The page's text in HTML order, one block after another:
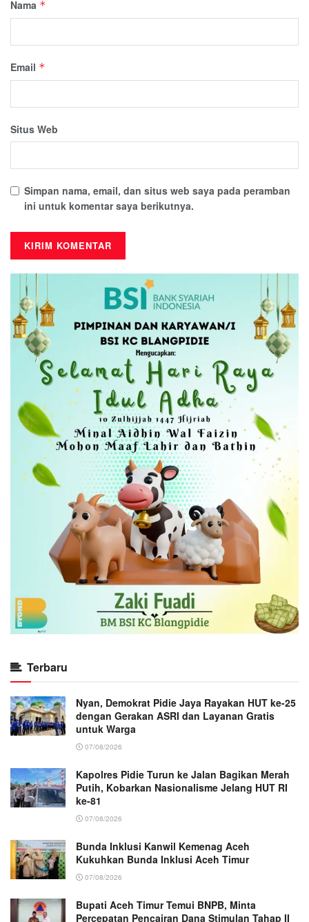
Nama *
Email *
Situs Web
Simpan nama, email, dan situs web saya pada peramban
ini untuk komentar saya berikutnya.
Terbaru
Nyan, Demokrat Pidie Jaya Rayakan HUT ke-25
dengan Gerakan ASRI dan Layanan Gratis
untuk Warga
07/08/2026
Kapolres Pidie Turun ke Jalan Bagikan Merah
Putih, Kobarkan Nasionalisme Jelang HUT RI
ke-81
07/08/2026
Bunda Inklusi Kanwil Kemenag Aceh
Kukuhkan Bunda Inklusi Aceh Timur
07/08/2026
Bupati Aceh Timur Temui BNPB, Minta
Percepatan Pencairan Dana Stimulan Tahap II